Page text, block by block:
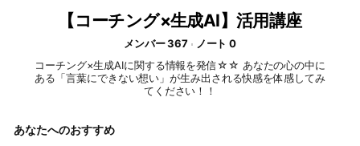
【コーチング×生成AI】活用講座
メンバー 367
ノート 0
コーチング×生成AIに関する情報を発信☆☆ あなたの心の中に
ある「言葉にできない想い」が生み出される快感を体感してみ
てください！！
あなたへのおすすめ